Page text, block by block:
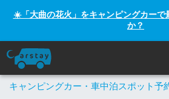
☀️「大曲の花火」をキャンピングカーで
か？
キャンピングカー・車中泊スポット予